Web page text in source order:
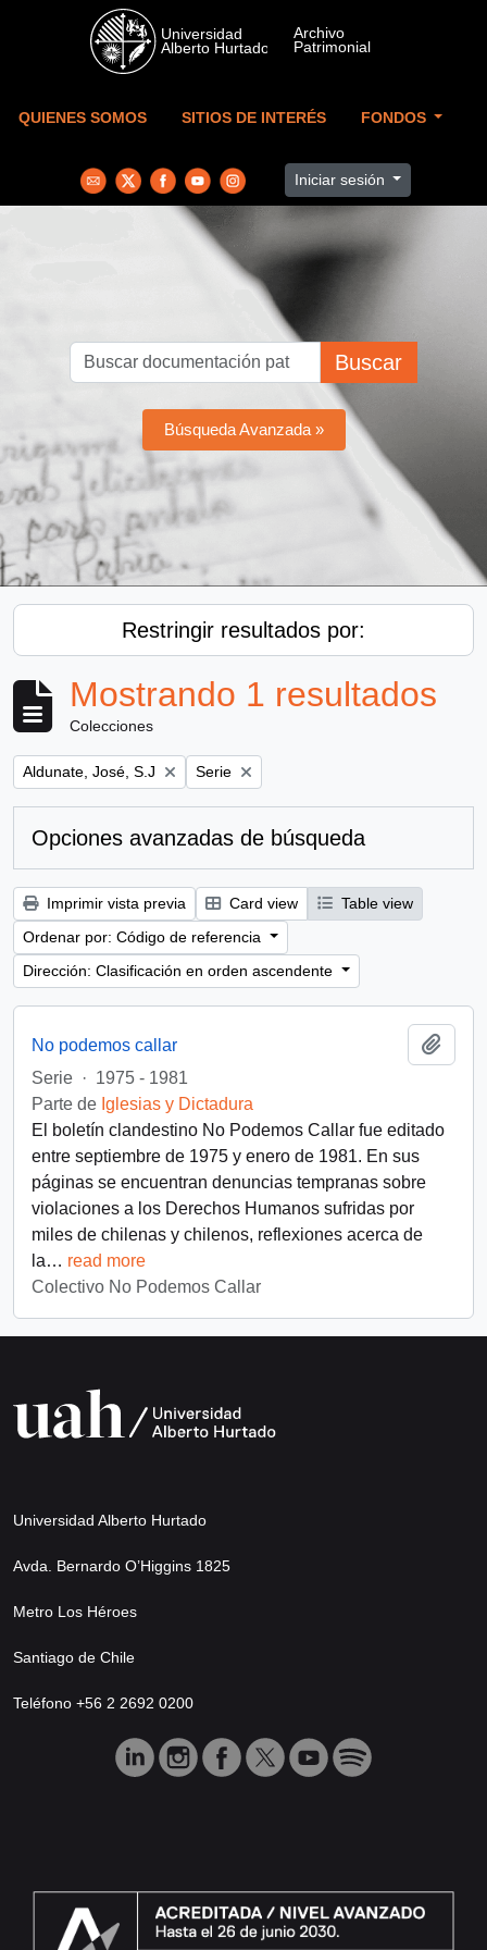
Skip to main content
QUIENES SOMOS SITIOS DE INTERÉS FONDOS
Iniciar sesión
Buscar
Búsqueda Avanzada »
Restringir resultados por:
Mostrando 1 resultados
Colecciones
Remove filter:
Aldunate, José, S.J Remove filter:
Serie
Opciones avanzadas de búsqueda
Imprimir vista previa Card view
Table view
Ordenar por: Código de referencia
Dirección: Clasificación en orden ascendente
No podemos callar
Serie · 1975 - 1981
Parte de Iglesias y Dictadura
El boletín clandestino No Podemos Callar fue editado
entre septiembre de 1975 y enero de 1981. En sus
páginas se encuentran denuncias tempranas sobre
violaciones a los Derechos Humanos sufridas por
miles de chilenas y chilenos, reflexiones acerca de
la… read more
Colectivo No Podemos Callar
Universidad Alberto Hurtado
Avda. Bernardo O’Higgins 1825
Metro Los Héroes
Santiago de Chile
Teléfono +56 2 2692 0200